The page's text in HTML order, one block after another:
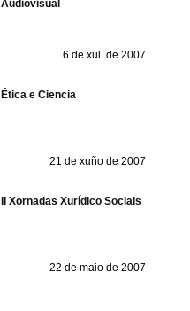
Audiovisual
6 de xul. de 2007
Ética e Ciencia
21 de xuño de 2007
II Xornadas Xurídico Sociais
22 de maio de 2007